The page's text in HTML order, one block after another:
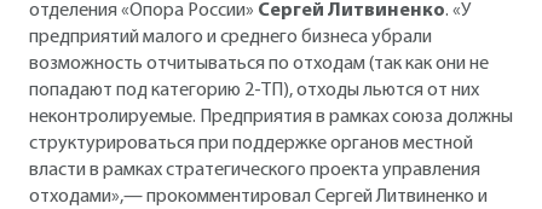
отделения «Опора России» Сергей Литвиненко. «У
предприятий малого и среднего бизнеса убрали
возможность отчитываться по отходам (так как они не
попадают под категорию 2-ТП), отходы льются от них
неконтролируемые. Предприятия в рамках союза должны
структурироваться при поддержке органов местной
власти в рамках стратегического проекта управления
отходами»,— прокомментировал Сергей Литвиненко и